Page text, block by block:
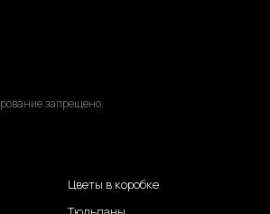
запрещено.
Цветы в коробке